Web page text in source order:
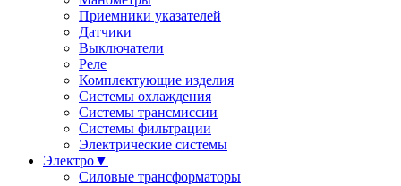
Приемники указателей
Датчики
Выключатели
Реле
Комплектующие изделия
Системы охлаждения
Системы трансмиссии
Системы фильтрации
Электрические системы
Электро▼
Силовые трансформаторы